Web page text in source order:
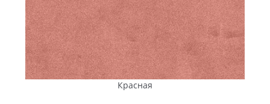
Для благоустройства объектов в Днепре — от дворов ЖК
до масштабных коммерческих и муниципальных
проектов — важна не только качество тротуарной плитки
и адекватная цена, но и то, как организована ее доставка.
Нарушение сроков поставки влияет на график работ,
увеличивает расходы и создает дополнительные
организационные риски. Поэтому все больше
застройщиков и подрядчиков, планируя купить
Красная